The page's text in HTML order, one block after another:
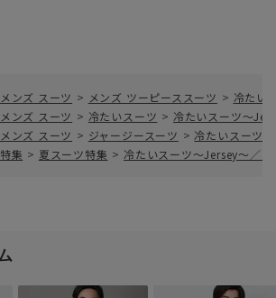
メンズ スーツ > メンズ ツーピーススーツ > 冷たい
メンズ スーツ > 冷たいスーツ > 冷たいスーツ～
メンズ スーツ > ジャージースーツ > 冷たいスーツ
特集 > 夏スーツ特集 > 冷たいスーツ～Jersey～／